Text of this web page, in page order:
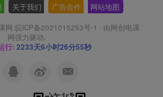
关于我们 广告合作 网站地图
网 皖ICP备2021015253号-1 · 由网创电课
网强力驱动.
行: 2233天6小时26分56秒